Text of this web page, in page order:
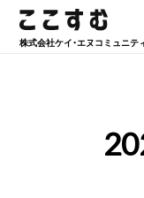
株式会社ケイ・エヌコミュニテ